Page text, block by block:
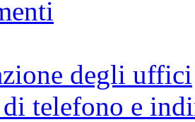
degli uffici
telefono e